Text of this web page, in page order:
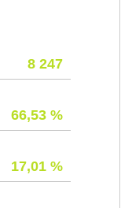
8 247
66,53 %
17,01 %